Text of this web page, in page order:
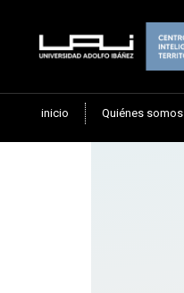
inicio Quiénes somos